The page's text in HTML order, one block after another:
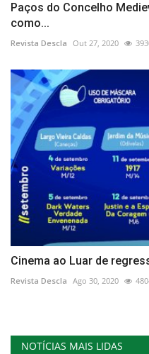
Paços do Concelho
como...
Revista Descla Out 27, 2020
Cinema ao Luar de
Revista Descla Ago 30, 2020
NOTÍCIAS MAIS LIDAS